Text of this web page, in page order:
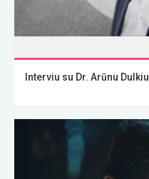
Interviu su Dr. Arūnu Dulkiu